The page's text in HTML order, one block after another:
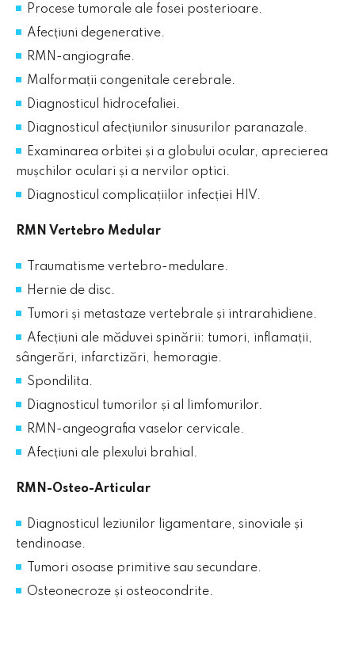
Procese tumorale ale fosei posterioare.
Afecțiuni degenerative.
RMN-angiografie.
Malformații congenitale cerebrale.
Diagnosticul hidrocefaliei.
Diagnosticul afecțiunilor sinusurilor paranazale.
Examinarea orbitei și a globului ocular, aprecierea
mușchilor oculari și a nervilor optici.
Diagnosticul complicațiilor infecției HIV.
RMN Vertebro Medular
Traumatisme vertebro-medulare.
Hernie de disc.
Tumori și metastaze vertebrale și intrarahidiene.
Afecțiuni ale măduvei spinării: tumori, inflamații,
sângerări, infarctizări, hemoragie.
Spondilita.
Diagnosticul tumorilor și al limfomurilor.
RMN-angeografia vaselor cervicale.
Afecțiuni ale plexului brahial.
RMN-Osteo-Articular
Diagnosticul leziunilor ligamentare, sinoviale și
tendinoase.
Tumori osoase primitive sau secundare.
Osteonecroze și osteocondrite.